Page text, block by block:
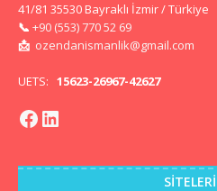
41/81 35530 Bayraklı İzmir / Türkiye
📞 +90 (553) 770 52 69
📩 ozendanismanlik@gmail.com
UETS: 15623-26967-42627